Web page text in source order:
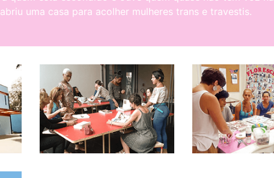
uma casa para acolher mulheres trans e travestis.